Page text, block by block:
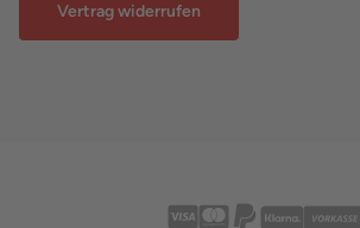
Vertrag widerrufen